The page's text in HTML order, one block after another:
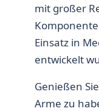
mit großer
Einsatz in
entwickelt
Genießen
Arme zu